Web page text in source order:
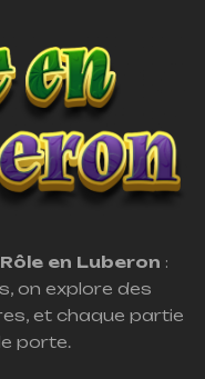
Rôle en Luberon :
on explore des
et chaque partie
porte.